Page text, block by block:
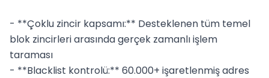
- **Çoklu zincir kapsamı:** Desteklenen tüm temel
blok zincirleri arasında gerçek zamanlı işlem
taraması
- **Blacklist kontrolü:** 60.000+ işaretlenmiş adres